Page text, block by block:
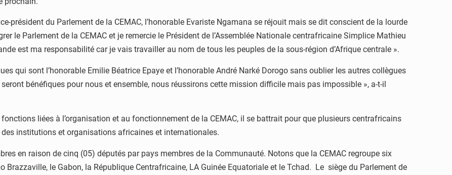
président du Parlement de la CEMAC, l’honorable Evariste Ngamana se réjouit mais se dit conscient de la lourde
le Parlement de la CEMAC et je remercie le Président de l’Assemblée Nationale centrafricaine Simplice Mathieu
est ma responsabilité car je vais travailler au nom de tous les peuples de la sous-région d’Afrique centrale ».
qui sont l’honorable Emilie Béatrice Epaye et l’honorable André Narké Dorogo sans oublier les autres collègues
bénéfiques pour nous et ensemble, nous réussirons cette mission difficile mais pas impossible », a-t-il
liées à l’organisation et au fonctionnement de la CEMAC, il se battrait pour que plusieurs centrafricains
institutions et organisations africaines et internationales.
en raison de cinq (05) députés par pays membres de la Communauté. Notons que la CEMAC regroupe six
Brazzaville, le Gabon, la République Centrafricaine, LA Guinée Equatoriale et le Tchad. Le siège du Parlement de